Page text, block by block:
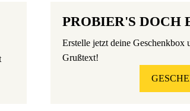
PROBIER'S DOCH
Erstelle jetzt deine Geschenkbox
Grußtext!